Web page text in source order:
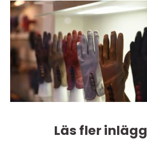
Läs fler